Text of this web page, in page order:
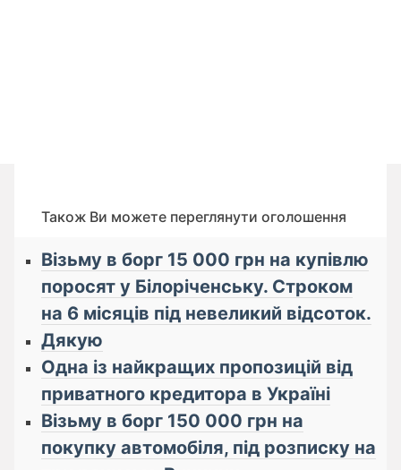
Також Ви можете переглянути оголошення
Візьму в борг 15 000 грн на купівлю
поросят у Білоріченську. Строком
на 6 місяців під невеликий відсоток.
Дякую
Одна із найкращих пропозицій від
приватного кредитора в Україні
Візьму в борг 150 000 грн на
покупку автомобіля, під розписку на